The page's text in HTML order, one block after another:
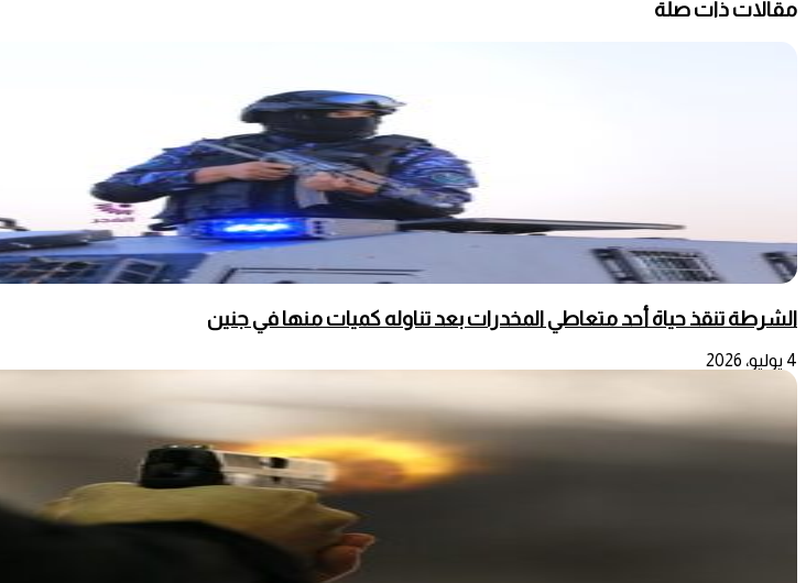
مقالات ذات صلة
الشرطة تنقذ حياة أحد متعاطي المخدرات بعد تناوله كميات منها في جنين
4 يوليو، 2026